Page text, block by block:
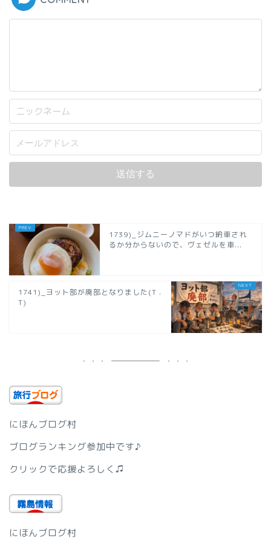
1739)_ジムニーノマドがいつ納車され
るか分からないので、ヴェゼルを車...
1741)_ヨット部が廃部となりました(T .
T)
にほんブログ村
ブログランキング参加中です♪
クリックで応援よろしく♫
にほんブログ村